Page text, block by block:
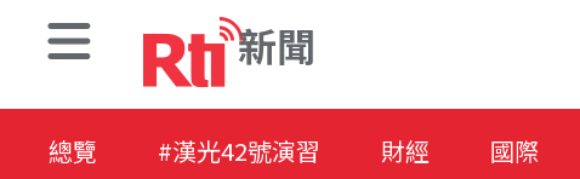
新聞
總覽 #漢光42號演習 財經 國際